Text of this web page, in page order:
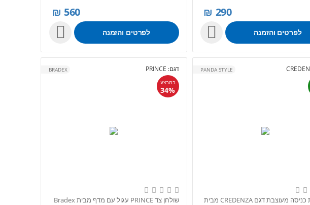
290
₪
לפרטים והזמנה 
560
₪
לפרטים והזמנה 
PANDA STYLE
קונסולת כניסה מעוצבת דגם CREDENZA מבית
דגם: PRINCE
במבצע
34%
BRADEX
שולחן צד PRINCE עגול עם מדף מבית Bradex